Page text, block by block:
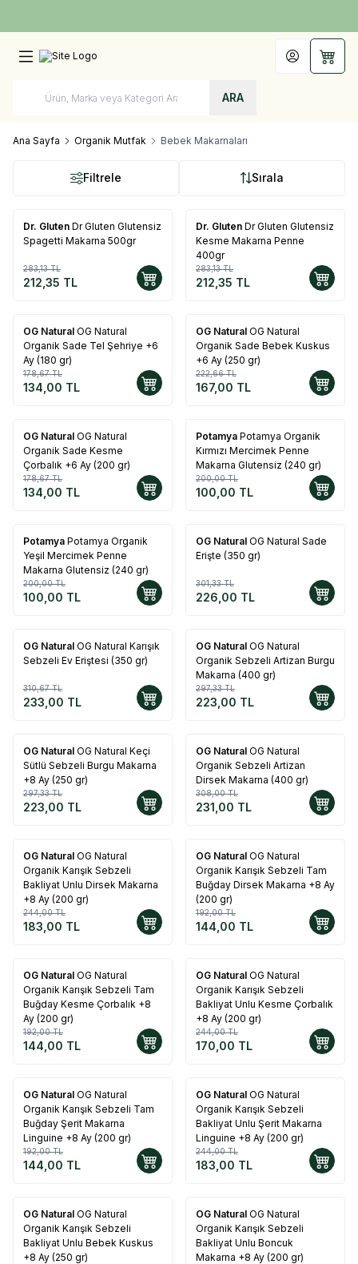
ARA
Hesabım
Ana Sayfa Organik Mutfak Bebek Makarnaları
Filtrele Sırala
%25
Dr. Gluten Dr Gluten Glutensiz
Spagetti Makarna 500gr
283,13TL
212,35 TL
%25
Dr. Gluten Dr Gluten Glutensiz
Kesme Makarna Penne
400gr
283,13TL
212,35 TL
%25
OG Natural OG Natural
Organik Sade Tel Şehriye +6
Ay (180 gr)
178,67TL
134,00 TL
%25
OG Natural OG Natural
Organik Sade Bebek Kuskus
+6 Ay (250 gr)
222,66TL
167,00 TL
%25
OG Natural OG Natural
Organik Sade Kesme
Çorbalık +6 Ay (200 gr)
178,67TL
134,00 TL
%50
Potamya Potamya Organik
Kırmızı Mercimek Penne
Makarna Glutensiz (240 gr)
200,00TL
100,00 TL
%50
Potamya Potamya Organik
Yeşil Mercimek Penne
Makarna Glutensiz (240 gr)
200,00TL
100,00 TL
%25
OG Natural OG Natural Sade
Erişte (350 gr)
301,33TL
226,00 TL
%25
OG Natural OG Natural Karışık
Sebzeli Ev Eriştesi (350 gr)
310,67TL
233,00 TL
%25
OG Natural OG Natural
Organik Sebzeli Artizan Burgu
Makarna (400 gr)
297,33TL
223,00 TL
%25
OG Natural OG Natural Keçi
Sütlü Sebzeli Burgu Makarna
+8 Ay (250 gr)
297,33TL
223,00 TL
%25
OG Natural OG Natural
Organik Sebzeli Artizan
Dirsek Makarna (400 gr)
308,00TL
231,00 TL
%25
OG Natural OG Natural
Organik Karışık Sebzeli
Bakliyat Unlu Dirsek Makarna
+8 Ay (200 gr)
244,00TL
183,00 TL
%25
OG Natural OG Natural
Organik Karışık Sebzeli Tam
Buğday Dirsek Makarna +8 Ay
(200 gr)
192,00TL
144,00 TL
%25
OG Natural OG Natural
Organik Karışık Sebzeli Tam
Buğday Kesme Çorbalık +8
Ay (200 gr)
192,00TL
144,00 TL
%30
OG Natural OG Natural
Organik Karışık Sebzeli
Bakliyat Unlu Kesme Çorbalık
+8 Ay (200 gr)
244,00TL
170,00 TL
%25
OG Natural OG Natural
Organik Karışık Sebzeli Tam
Buğday Şerit Makarna
Linguine +8 Ay (200 gr)
192,00TL
144,00 TL
%25
OG Natural OG Natural
Organik Karışık Sebzeli
Bakliyat Unlu Şerit Makarna
Linguine +8 Ay (200 gr)
244,00TL
183,00 TL
%25
OG Natural OG Natural
Organik Karışık Sebzeli
Bakliyat Unlu Bebek Kuskus
+8 Ay (250 gr)
%25
OG Natural OG Natural
Organik Karışık Sebzeli
Bakliyat Unlu Boncuk
Makarna +8 Ay (200 gr)